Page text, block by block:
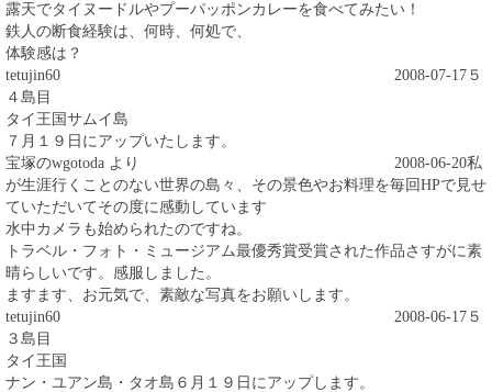
露天でタイヌードルやプーパッポンカレーを食べてみたい！
鉄人の断食経験は、何時、何処で、
体験感は？
tetujin60
2008-07-17 ５
４島目
タイ王国サムイ島
７月１９日にアップいたします。
宝塚のwgotoda より
2008-06-20私
が生涯行くことのない世界の島々、その景色やお料理を毎回HPで見せ
ていただいてその度に感動しています
水中カメラも始められたのですね。
トラベル・フォト・ミュージアム最優秀賞受賞された作品さすがに素
晴らしいです。感服しました。
ますます、お元気で、素敵な写真をお願いします。
tetujin60
2008-06-17 ５
３島目
タイ王国
ナン・ユアン島・タオ島６月１９日にアップします。